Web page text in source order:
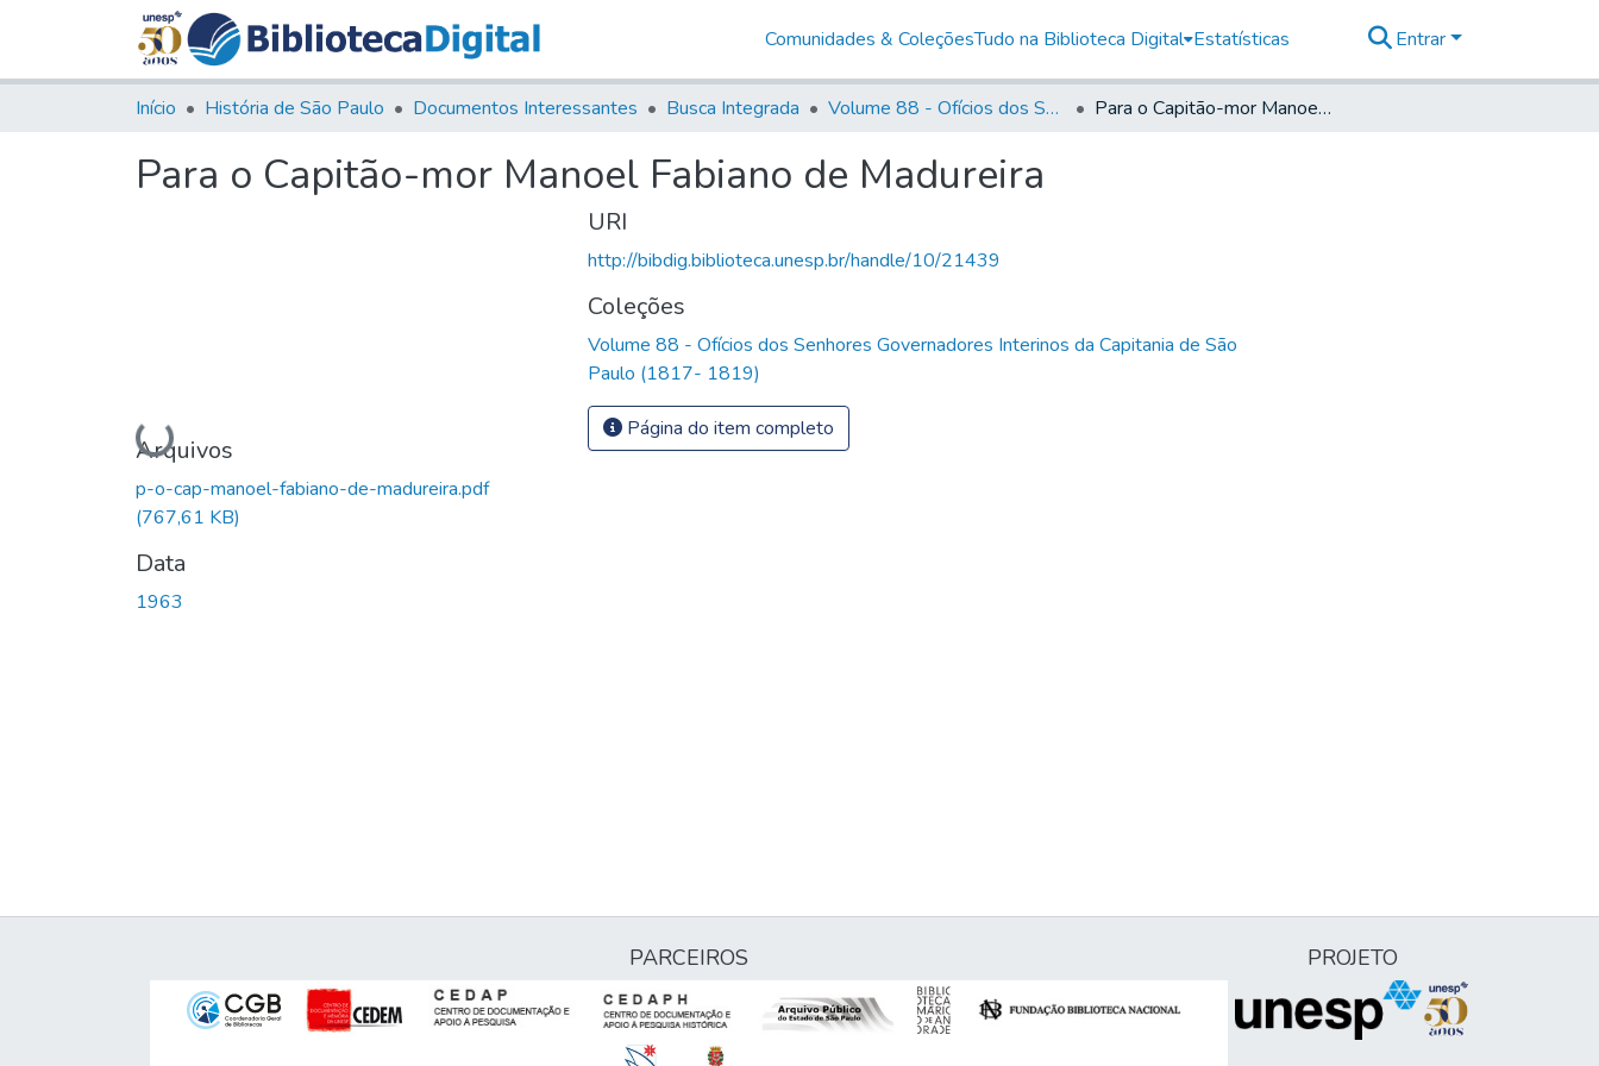
Comunidades & ColeçõesTudo na Biblioteca Digital Estatísticas Entrar
Início História de São Paulo Documentos Interessantes Busca Integrada Volume 88 - Ofícios dos Senhores Governadores Interinos da Capitania de São Paulo (1817- 1819) Para o Capitão-mor Manoel Fabiano de Madureira
Para o Capitão-mor Manoel Fabiano de Madureira
Carregando...
Arquivos
p-o-cap-manoel-fabiano-de-madureira.pdf
(767,61 KB)
Data
1963
URI
http://bibdig.biblioteca.unesp.br/handle/10/21439
Coleções
Volume 88 - Ofícios dos Senhores Governadores Interinos da Capitania de São
Paulo (1817- 1819)
Página do item completo
PARCEIROS PROJETO